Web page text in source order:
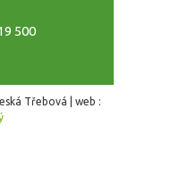
500
Třebová | web :